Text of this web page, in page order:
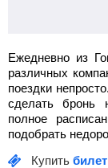
Ежедневно из
различных
поездки
сделать бронь
полное
подобрать
Купить